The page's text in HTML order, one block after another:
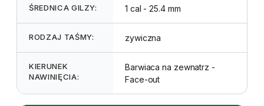
ŚREDNICA GILZY: 1 cal - 25.4 mm
RODZAJ TAŚMY: zywiczna
KIERUNEK
NAWINIĘCIA:
Barwiaca na zewnatrz -
Face-out